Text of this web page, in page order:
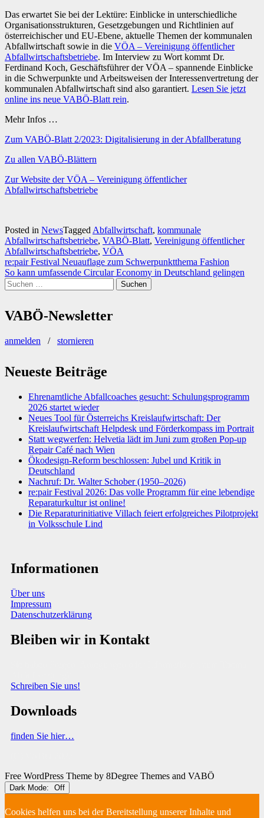
Das erwartet Sie bei der Lektüre: Einblicke in unterschiedliche
Organisationsstrukturen, Gesetzgebungen und Richtlinien auf
österreichischer und EU-Ebene, aktuelle Themen der kommunalen
Abfallwirtschaft sowie in die VÖA – Vereinigung öffentlicher
Abfallwirtschaftsbetriebe. Im Interview zu Wort kommt Dr.
Ferdinand Koch, Geschäftsführer der VÖA – spannende Einblicke
in die Schwerpunkte und Arbeitsweisen der Interessenvertretung der
kommunalen Abfallwirtschaft sind also garantiert. Lesen Sie jetzt
online ins neue VABÖ-Blatt rein.
Mehr Infos …
Zum VABÖ-Blatt 2/2023: Digitalisierung in der Abfallberatung
Zu allen VABÖ-Blättern
Zur Website der VÖA – Vereinigung öffentlicher
Abfallwirtschaftsbetriebe
Posted in NewsTagged Abfallwirtschaft, kommunale
Abfallwirtschaftsbetriebe, VABÖ-Blatt, Vereinigung öffentlicher
Abfallwirtschaftsbetriebe, VÖA
Beitragsnavigation
re:pair Festival Neuauflage zum Schwerpunktthema Fashion
So kann umfassende Circular Economy in Deutschland gelingen
Suchen
nach:
VABÖ-Newsletter
anmelden / stornieren
Neueste Beiträge
Ehrenamtliche Abfallcoaches gesucht: Schulungsprogramm
2026 startet wieder
Neues Tool für Österreichs Kreislaufwirtschaft: Der
Kreislaufwirtschaft Helpdesk und Förderkompass im Portrait
Statt wegwerfen: Helvetia lädt im Juni zum großen Pop-up
Repair Café nach Wien
Ökodesign-Reform beschlossen: Jubel und Kritik in
Deutschland
Nachruf: Dr. Walter Schober (1950–2026)
re:pair Festival 2026: Das volle Programm für eine lebendige
Reparaturkultur ist online!
Die Reparaturinitiative Villach feiert erfolgreiches Pilotprojekt
in Volksschule Lind
Informationen
Über uns
Impressum
Datenschutzerklärung
Bleiben wir in Kontakt
Schreiben Sie uns!
Downloads
finden Sie hier…
Free WordPress Theme by 8Degree Themes and VABÖ
Dark Mode:
Cookies helfen uns bei der Bereitstellung unserer Inhalte und